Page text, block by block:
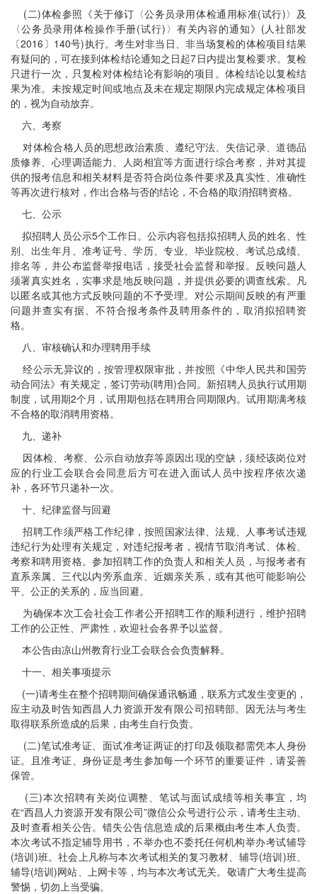
(二)体检参照《关于修订〈公务员录用体检通用标准(试行)〉及
〈公务员录用体检操作手册(试行)〉有关内容的通知》(人社部发
〔2016〕140号)执行。考生对非当日、非当场复检的体检项目结果
有疑问的，可在接到体检结论通知之日起7日内提出复检要求。复检
只进行一次，只复检对体检结论有影响的项目。体检结论以复检结
果为准。未按规定时间或地点及未在规定期限内完成规定体检项目
的，视为自动放弃。
六、考察
对体检合格人员的思想政治素质、遵纪守法、失信记录、道德品
质修养、心理调适能力、人岗相宜等方面进行综合考察，并对其提
供的报考信息和相关材料是否符合岗位条件要求及真实性、准确性
等再次进行核对，作出合格与否的结论，不合格的取消招聘资格。
七、公示
拟招聘人员公示5个工作日。公示内容包括拟招聘人员的姓名、性
别、出生年月、准考证号、学历、专业、毕业院校、考试总成绩、
排名等，并公布监督举报电话，接受社会监督和举报。反映问题人
须署真实姓名，实事求是地反映问题，并提供必要的调查线索。凡
以匿名或其他方式反映问题的不予受理。对公示期间反映的有严重
问题并查实有据、不符合报考条件及聘用条件的，取消拟招聘资
格。
八、审核确认和办理聘用手续
经公示无异议的，按管理权限审批，并按照《中华人民共和国劳
动合同法》有关规定，签订劳动(聘用)合同。新招聘人员执行试用期
制度，试用期2个月，试用期包括在聘用合同期限内。试用期满考核
不合格的取消聘用资格。
九、递补
因体检、考察、公示自动放弃等原因出现的空缺，须经该岗位对
应的行业工会联合会同意后方可在进入面试人员中按程序依次递
补，各环节只递补一次。
十、纪律监督与回避
招聘工作须严格工作纪律，按照国家法律、法规、人事考试违规
违纪行为处理有关规定，对违纪报考者，视情节取消考试、体检、
考察和聘用资格。参加招聘工作的负责人和相关人员，与报考者有
直系亲属、三代以内旁系血亲、近姻亲关系，或有其他可能影响公
平、公正的关系的，应当回避。
为确保本次工会社会工作者公开招聘工作的顺利进行，维护招聘
工作的公正性、严肃性，欢迎社会各界予以监督。
本公告由凉山州教育行业工会联合会负责解释。
十一、相关事项提示
(一)请考生在整个招聘期间确保通讯畅通，联系方式发生变更的，
应主动及时告知西昌人力资源开发有限公司招聘部。因无法与考生
取得联系所造成的后果，由考生自行负责。
(二)笔试准考证、面试准考证两证的打印及领取都需凭本人身份
证。且准考证、身份证是考生参加每一个环节的重要证件，请妥善
保管。
(三)本次招聘有关岗位调整、笔试与面试成绩等相关事宜，均
在“西昌人力资源开发有限公司”微信公众号进行公示，请考生主动、
及时查看相关公告。错失公告信息造成的后果概由考生本人负责。
本次考试不指定辅导用书，不举办也不委托任何机构举办考试辅导
(培训)班。社会上凡称与本次考试相关的复习教材、辅导(培训)班、
辅导(培训)网站、上网卡等，均与本次考试无关。敬请广大考生提高
警惕，切勿上当受骗。